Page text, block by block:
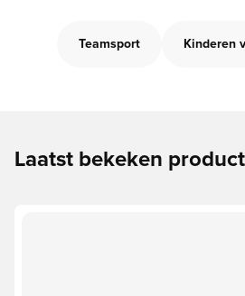
Teamsport Kinderen
Laatst bekeken